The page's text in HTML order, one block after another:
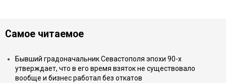
Самое читаемое
Бывший градоначальник Севастополя эпохи 90-х
утверждает, что в его время взяток не существовало
вообще и бизнес работал без откатов